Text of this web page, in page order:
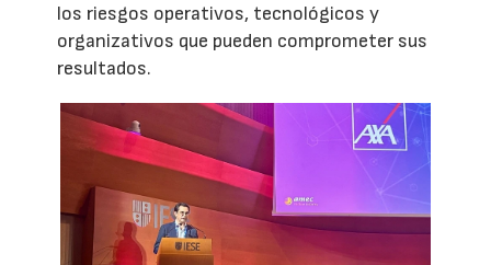
los riesgos operativos, tecnológicos y
organizativos que pueden comprometer sus
resultados.